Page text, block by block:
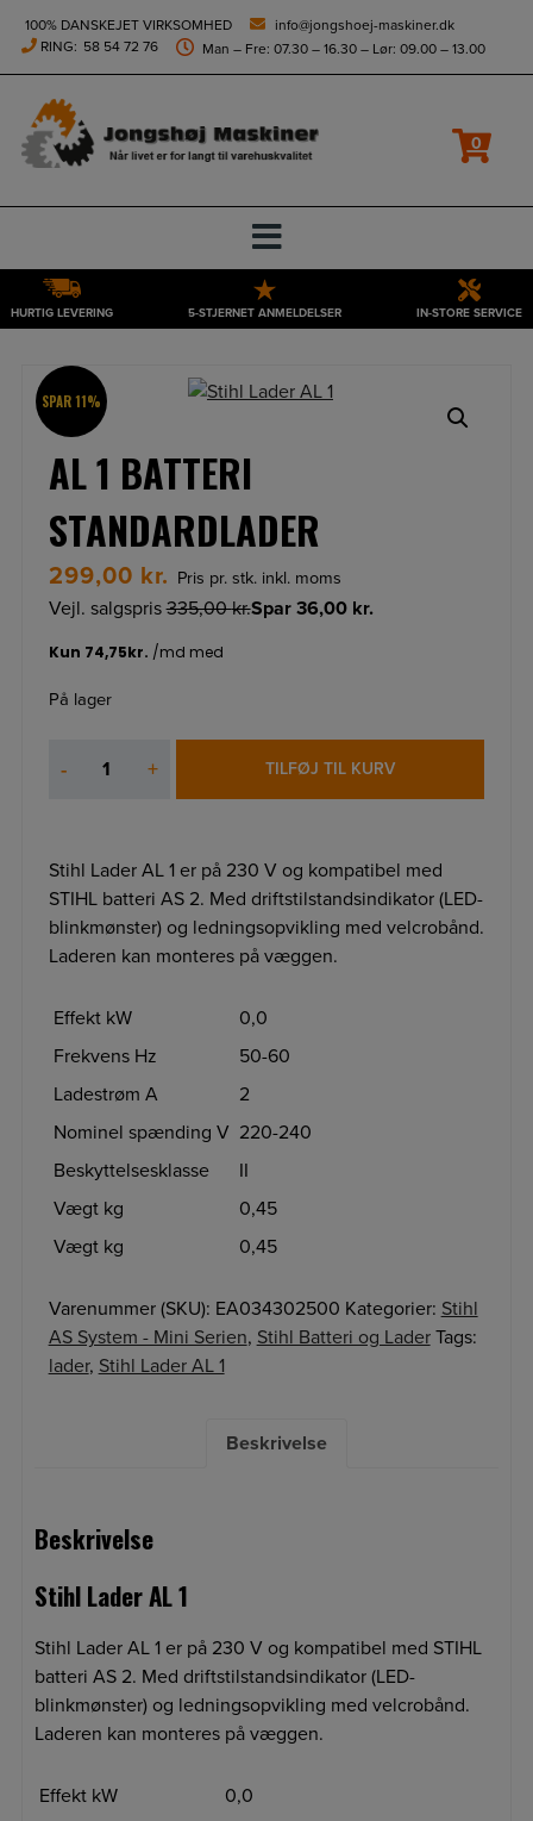
height="0" width="0" style="display:none;visibility:hidden">
Hop
indholdet
100% DANSKEJET VIRKSOMHED
info@jongshoej-maskiner.dk
RING: 58 54 72 76 Man – Fre: 07.30 – 16.30 – Lør: 09.00 – 13.00
0
HURTIG LEVERING 5-STJERNET ANMELDELSER IN-STORE SERVICE
SPAR 11%
AL 1 BATTERI
STANDARDLADER
299,00 kr. Pris pr. stk. inkl. moms
Vejl. salgspris335,00kr.Spar 36,00 kr.
På lager
-
antal
+ TILFØJ TIL KURV
Stihl Lader AL 1 er på 230 V og kompatibel med
STIHL batteri AS 2. Med driftstilstandsindikator (LED-
blinkmønster) og ledningsopvikling med velcrobånd.
Laderen kan monteres på væggen.
Effekt kW
0,0
Frekvens Hz
50-60
Ladestrøm A
2
Nominel spænding V 220-240
Beskyttelsesklasse
II
Vægt kg
0,45
Vægt kg
0,45
Varenummer (SKU): EA034302500 Kategorier: Stihl
AS System - Mini Serien, Stihl Batteri og Lader Tags:
lader, Stihl Lader AL 1
Beskrivelse
Beskrivelse
Stihl Lader AL 1
Stihl Lader AL 1 er på 230 V og kompatibel med STIHL
batteri AS 2. Med driftstilstandsindikator (LED-
blinkmønster) og ledningsopvikling med velcrobånd.
Laderen kan monteres på væggen.
Effekt kW
0,0